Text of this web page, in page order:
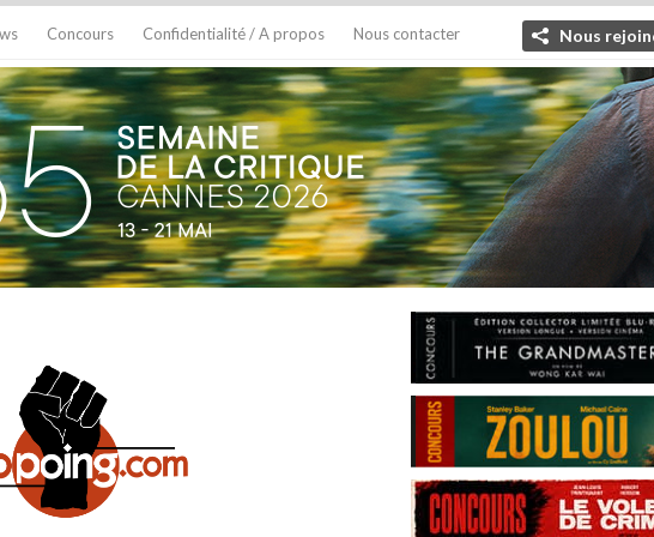
Concours Confidentialité / A propos Nous contacter Nous